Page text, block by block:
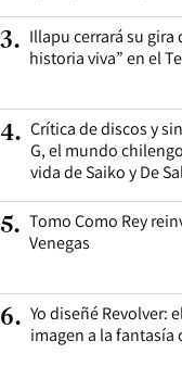
3. Illapu cerrará su gira
historia viva” en el
4. Crítica de discos y
G, el mundo
vida de Saiko y De
5. Tomo Como Rey
Venegas
6. Yo diseñé Revolver:
imagen a la fantasía